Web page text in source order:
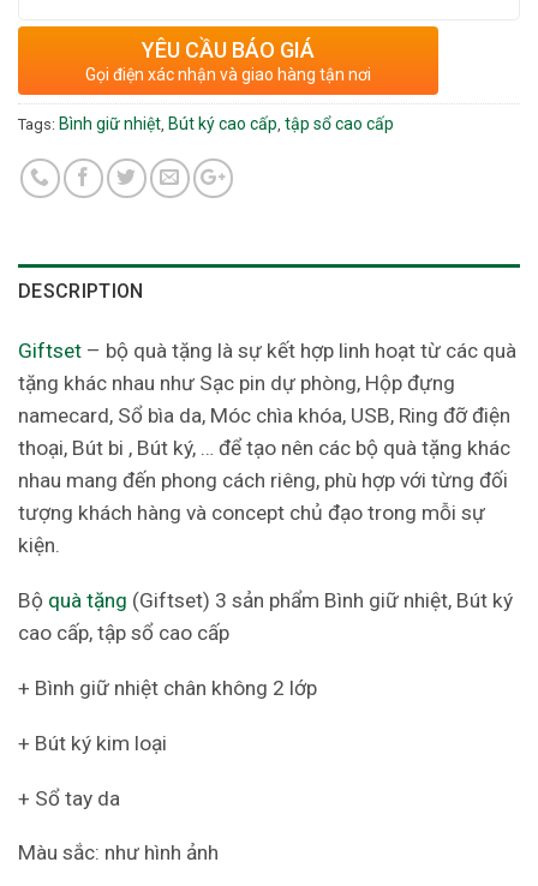
YÊU CẦU BÁO GIÁ
Gọi điện xác nhận và giao hàng tận nơi
Tags: Bình giữ nhiệt Bút ký cao cấp tập sổ cao cấp
DESCRIPTION
Giftset – bộ quà tặng là sự kết hợp linh hoạt từ các quà
tặng khác nhau như Sạc pin dự phòng, Hộp đựng
namecard, Sổ bìa da, Móc chìa khóa, USB, Ring đỡ điện
thoại, Bút bi , Bút ký, … để tạo nên các bộ quà tặng khác
nhau mang đến phong cách riêng, phù hợp với từng đối
tượng khách hàng và concept chủ đạo trong mỗi sự
kiện.
Bộ quà tặng (Giftset) 3 sản phẩm Bình giữ nhiệt, Bút ký
cao cấp, tập sổ cao cấp
+ Bình giữ nhiệt chân không 2 lớp
+ Bút ký kim loại
+ Sổ tay da
Màu sắc: như hình ảnh